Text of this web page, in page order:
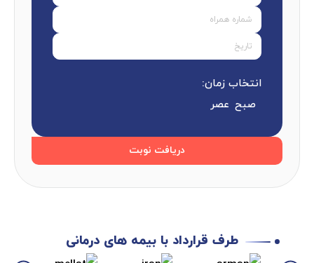
انتخاب زمان:
صبح عصر
دریافت نوبت
طرف قرارداد با بیمه های درمانی